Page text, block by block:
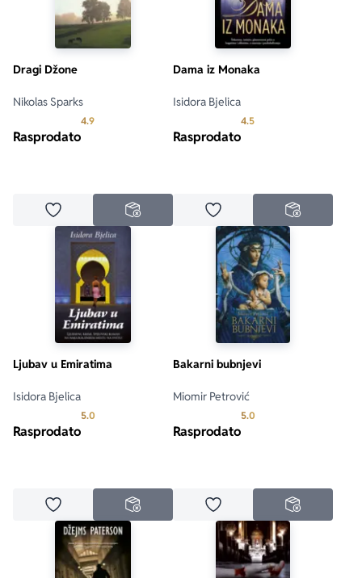
Dragi Džone
Nikolas Sparks
4.9Prosecna ocena je 4.9 od 5
Rasprodato
Dodaj u omiljeneNEDOSTUPNO
Dama iz Monaka
Isidora Bjelica
4.5Prosecna ocena je 4.5
Rasprodato
Dodaj u omiljene
Ljubav u Emiratima
Isidora Bjelica
5.0
Rasprodato
Dodaj u omiljeneNEDOSTUPNO
Bakarni bubnjevi
Miomir Petrović
5.0
Rasprodato
Dodaj u omiljene